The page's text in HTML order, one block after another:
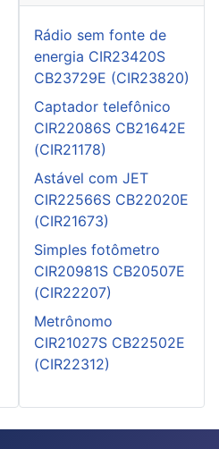
Rádio sem fonte de
energia CIR23420S
CB23729E (CIR23820)
Captador telefônico
CIR22086S CB21642E
(CIR21178)
Astável com JET
CIR22566S CB22020E
(CIR21673)
Simples fotômetro
CIR20981S CB20507E
(CIR22207)
Metrônomo
CIR21027S CB22502E
(CIR22312)